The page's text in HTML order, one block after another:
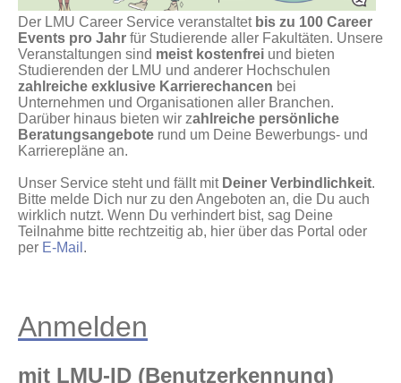
Der LMU Career Service veranstaltet bis zu 100 Career
Events pro Jahr für Studierende aller Fakultäten. Unsere
Veranstaltungen sind meist kostenfrei und bieten
Studierenden der LMU und anderer Hochschulen
zahlreiche exklusive Karrierechancen bei
Unternehmen und Organisationen aller Branchen.
Darüber hinaus bieten wir zahlreiche persönliche
Beratungsangebote rund um Deine Bewerbungs- und
Karrierepläne an.
Unser Service steht und fällt mit Deiner Verbindlichkeit.
Bitte melde Dich nur zu den Angeboten an, die Du auch
wirklich nutzt. Wenn Du verhindert bist, sag Deine
Teilnahme bitte rechtzeitig ab, hier über das Portal oder
per E-Mail .
Anmelden
mit LMU-ID (Benutzerkennung)